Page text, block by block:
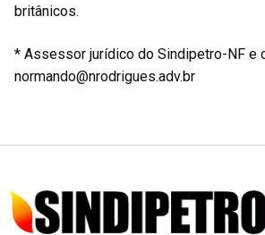
britânicos.
* Assessor jurídico do Sindipetro-NF e
normando@nrodrigues.adv.br